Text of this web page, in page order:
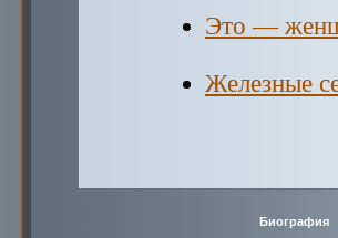
Это —
Железные
Биография